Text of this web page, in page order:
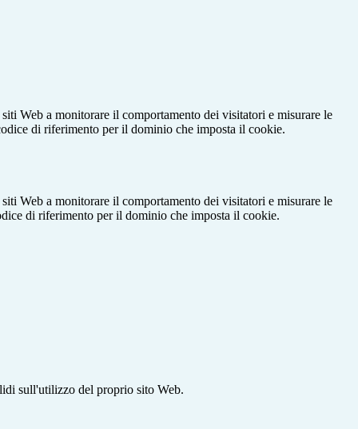
Web a monitorare il comportamento dei visitatori e misurare le
di riferimento per il dominio che imposta il cookie.
Web a monitorare il comportamento dei visitatori e misurare le
di riferimento per il dominio che imposta il cookie.
sull'utilizzo del proprio sito Web.